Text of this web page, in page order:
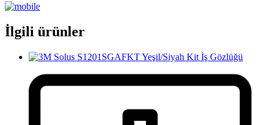
İlgili ürünler